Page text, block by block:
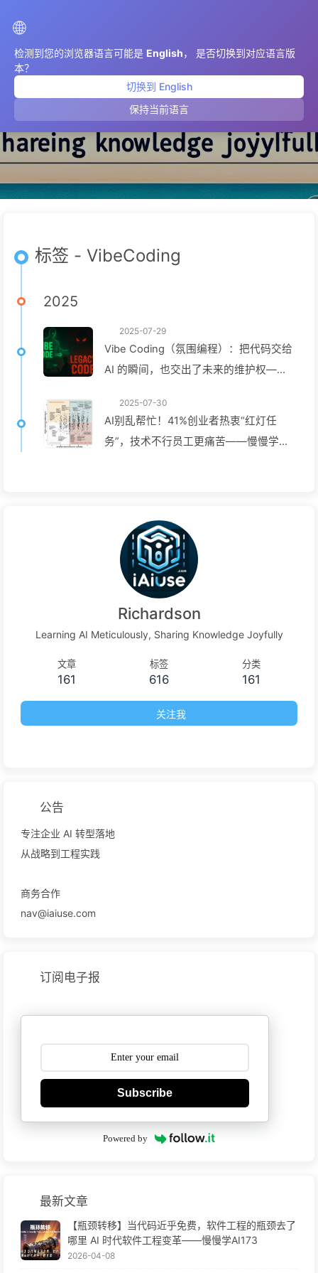
🌐
检测到您的浏览器语言可能是 English， 是否切换到对应语言版
本？
切换到 English
保持当前语言
VibeCoding
标签 - VibeCoding
2025
2025-07-29
Vibe Coding（氛围编程）：把代码交给
AI 的瞬间，也交出了未来的维护权——
2025-07-30
AI别乱帮忙！41%创业者热衷“红灯任
务”，技术不行员工更痛苦——慢慢学
Richardson
Learning AI Meticulously, Sharing Knowledge Joyfully
文章
161
标签
616
分类
161
关注我
公告
专注企业 AI 转型落地
从战略到工程实践
商务合作
nav@iaiuse.com
订阅电子报
Subscribe
Powered by
最新文章
【瓶颈转移】当代码近乎免费，软件工程的瓶颈去了
哪里 AI 时代软件工程变革——慢慢学AI173
2026-04-08